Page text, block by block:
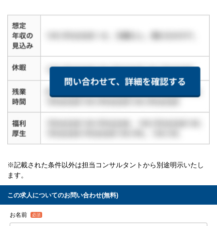
※記載された条件以外は担当コンサルタントから別途明示いたし
ます。
この求人についてのお問い合わせ(無料)
お名前